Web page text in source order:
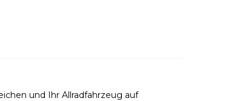
und Ihr Allradfahrzeug auf